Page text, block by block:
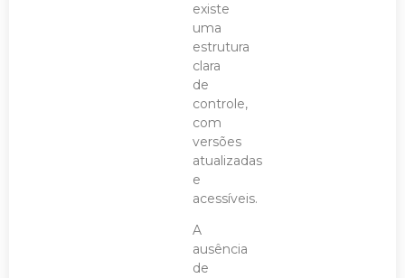
existe
uma
estrutura
clara
de
controle,
com
versões
atualizadas
e
acessíveis.
A
ausência
de